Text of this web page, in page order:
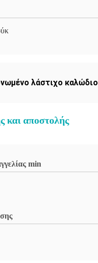
λάστιχο καλώδιο
και αποστολής
min